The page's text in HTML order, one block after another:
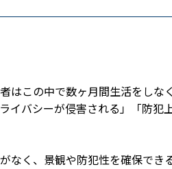
はこの中で数ヶ月間生活をしなく
イバシーが侵害される」「防犯
なく、景観や防犯性を確保でき